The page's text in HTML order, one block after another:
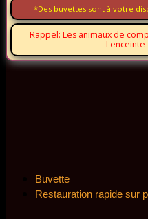
*Des buvettes sont à votre
Rappel: Les animaux de
l'enceinte
Buvette
Restauration rapide sur